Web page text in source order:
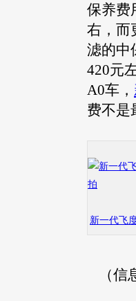
保养费
右，而
滤的中
420元
A0车，
费不是
新一代飞
（